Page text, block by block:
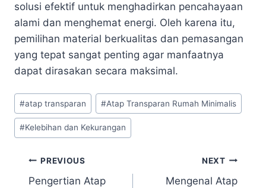
solusi efektif untuk menghadirkan pencahayaan
alami dan menghemat energi. Oleh karena itu,
pemilihan material berkualitas dan pemasangan
yang tepat sangat penting agar manfaatnya
dapat dirasakan secara maksimal.
#atap transparan #Atap Transparan Rumah Minimalis
#Kelebihan dan Kekurangan
PREVIOUS
Pengertian Atap
NEXT
Mengenal Atap